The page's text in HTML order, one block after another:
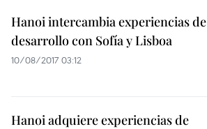
Hanoi intercambia experiencias de
desarrollo con Sofía y Lisboa
10/08/2017 03:12
Hanoi adquiere experiencias de